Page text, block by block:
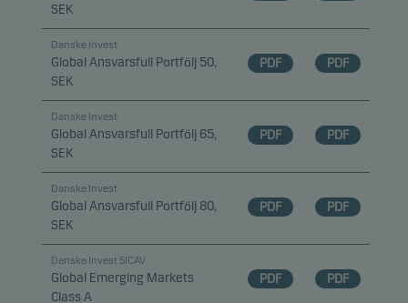
SEK
Danske Invest
Global Ansvarsfull Portfölj 50,
SEK
PDF PDF
Danske Invest
Global Ansvarsfull Portfölj 65,
SEK
PDF PDF
Danske Invest
Global Ansvarsfull Portfölj 80,
SEK
PDF PDF
Danske Invest SICAV
Global Emerging Markets
Class A
PDF PDF